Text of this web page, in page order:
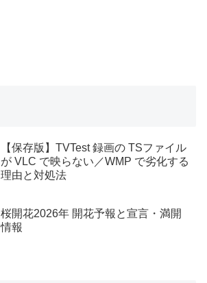
【保存版】TVTest 録画の TSファイル
が VLC で映らない／WMP で劣化する
理由と対処法
桜開花2026年 開花予報と宣言・満開
情報